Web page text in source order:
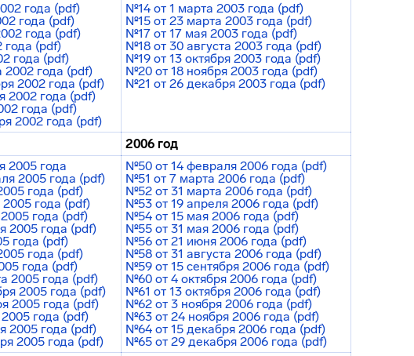
года (pdf)
года (pdf)
года (pdf)
года (pdf)
года (pdf)
2002 года (pdf)
2002 года (pdf)
2002 года (pdf)
года (pdf)
2002 года (pdf)
№14 от 1 марта 2003 года (pdf)
№15 от 23 марта 2003 года (pdf)
№17 от 17 мая 2003 года (pdf)
№18 от 30 августа 2003 года (pdf)
№19 от 13 октября 2003 года (pdf)
№20 от 18 ноября 2003 года (pdf)
№21 от 26 декабря 2003 года (pdf)
2006 год
2005 года
2005 года (pdf)
года (pdf)
года (pdf)
года (pdf)
2005 года (pdf)
года (pdf)
года (pdf)
года (pdf)
2005 года (pdf)
2005 года (pdf)
2005 года (pdf)
года (pdf)
2005 года (pdf)
2005 года (pdf)
№50 от 14 февраля 2006 года (pdf)
№51 от 7 марта 2006 года (pdf)
№52 от 31 марта 2006 года (pdf)
№53 от 19 апреля 2006 года (pdf)
№54 от 15 мая 2006 года (pdf)
№55 от 31 мая 2006 года (pdf)
№56 от 21 июня 2006 года (pdf)
№58 от 31 августа 2006 года (pdf)
№59 от 15 сентября 2006 года (pdf)
№60 от 4 октября 2006 года (pdf)
№61 от 13 октября 2006 года (pdf)
№62 от 3 ноября 2006 года (pdf)
№63 от 24 ноября 2006 года (pdf)
№64 от 15 декабря 2006 года (pdf)
№65 от 29 декабря 2006 года (pdf)